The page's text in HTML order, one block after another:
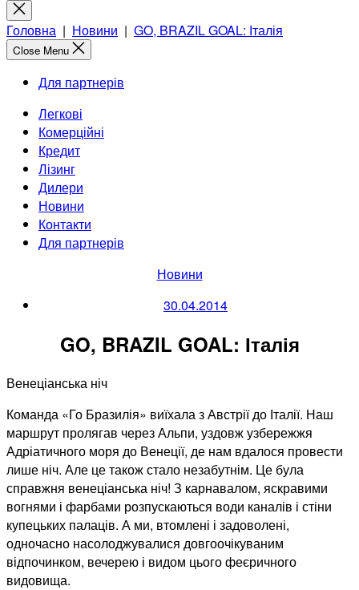
for:
Close
search
Головна | Новини | GO, BRAZIL GOAL: Італія
Close Menu
Для партнерів
Легкові
Комерційні
Кредит
Лізинг
Дилери
Новини
Контакти
Для партнерів
Categories
Новини
30.04.2014
GO, BRAZIL GOAL: Італія
Венеціанська ніч
Команда «Го Бразилія» виїхала з Австрії до Італії. Наш
маршрут пролягав через Альпи, уздовж узбережжя
Адріатичного моря до Венеції, де нам вдалося провести
лише ніч. Але це також стало незабутнім. Це була
справжня венеціанська ніч! З карнавалом, яскравими
вогнями і фарбами розпускаються води каналів і стіни
купецьких палаців. А ми, втомлені і задоволені,
одночасно насолоджувалися довгоочікуваним
відпочинком, вечерею і видом цього феєричного
видовища.